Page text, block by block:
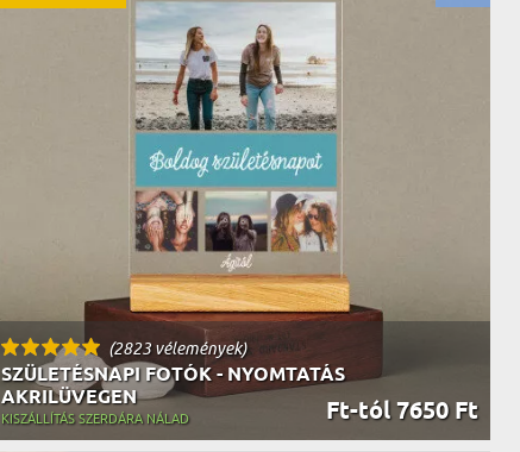
(2823 vélemények)
SZÜLETÉSNAPI FOTÓK - NYOMTATÁS
AKRILÜVEGEN
Ft-tól 7650 Ft
KISZÁLLÍTÁS SZERDÁRA NÁLAD